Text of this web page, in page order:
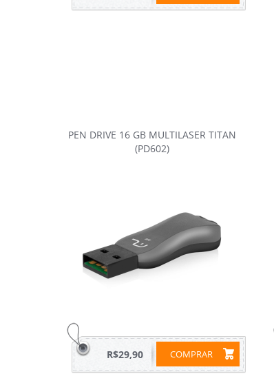
PEN DRIVE 16 GB MULTILASER TITAN
(PD602)
COMPRAR
R$29,90